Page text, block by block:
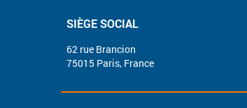
SIÈGE SOCIAL
62 rue Brancion
75015 Paris, France